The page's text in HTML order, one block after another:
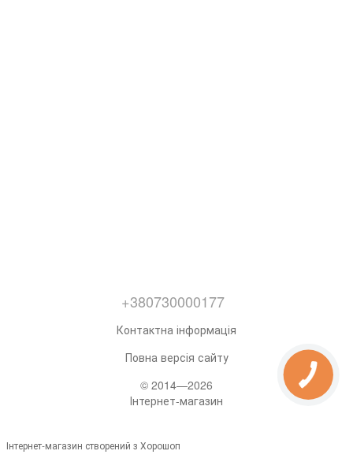
+380730000177
Контактна інформація
Повна версія сайту
© 2014—2026
Інтернет-магазин
Інтернет-магазин створений з Хорошоп